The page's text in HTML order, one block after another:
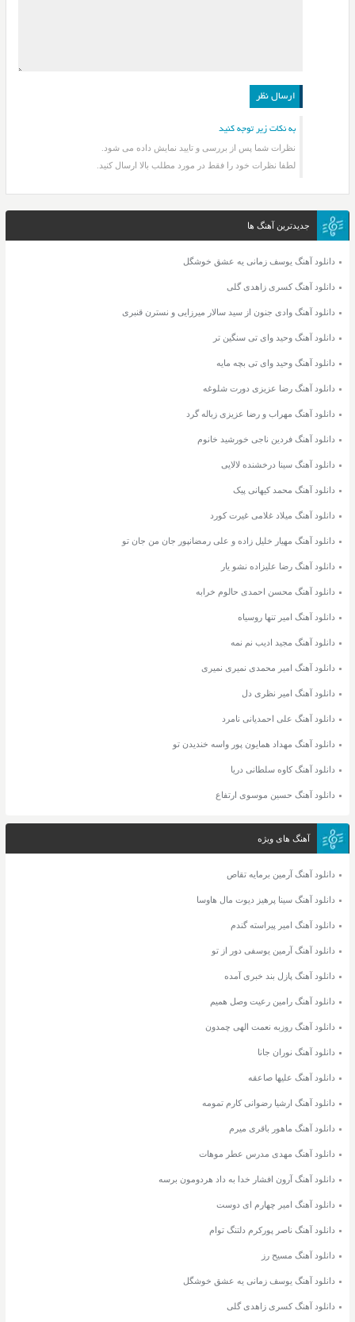
به نکات زیر توجه کنید
نظرات شما پس از بررسی و تایید نمایش داده می شود.
لطفا نظرات خود را فقط در مورد مطلب بالا ارسال کنید.
جدیدترین آهنگ ها
دانلود آهنگ یوسف زمانی یه عشق خوشگل
دانلود آهنگ کسری زاهدی گلی
دانلود آهنگ وادی جنون از سید سالار میرزایی و نسترن قنبری
دانلود آهنگ وحید وای تی سنگین تر
دانلود آهنگ وحید وای تی بچه مایه
دانلود آهنگ رضا عزیزی دورت شلوغه
دانلود آهنگ مهراب و رضا عزیزی زباله گرد
دانلود آهنگ فردین ناجی خورشید خانوم
دانلود آهنگ سینا درخشنده لالایی
دانلود آهنگ محمد کیهانی پیک
دانلود آهنگ میلاد غلامی غیرت کورد
دانلود آهنگ مهیار خلیل زاده و علی رمضانپور جان من جان تو
دانلود آهنگ رضا علیزاده نشو یار
دانلود آهنگ محسن احمدی حالوم خرابه
دانلود آهنگ امیر تنها روسیاه
دانلود آهنگ مجید ادیب نم نمه
دانلود آهنگ امیر محمدی نمیری نمیری
دانلود آهنگ امیر نظری دل
دانلود آهنگ علی احمدیانی نامرد
دانلود آهنگ مهداد همایون پور واسه خندیدن تو
دانلود آهنگ کاوه سلطانی دریا
دانلود آهنگ حسین موسوی ارتفاع
آهنگ های ویژه
دانلود آهنگ آرمین برمایه تقاص
دانلود آهنگ سینا پرهیز دیوت مال هاوسا
دانلود آهنگ امیر پیراسته گندم
دانلود آهنگ آرمین یوسفی دور از تو
دانلود آهنگ پازل بند خبری آمده
دانلود آهنگ رامین رعیت وصل همیم
دانلود آهنگ روزبه نعمت الهی چمدون
دانلود آهنگ نوران جانا
دانلود آهنگ علیها صاعقه
دانلود آهنگ ارشیا رضوانی کارم تمومه
دانلود آهنگ ماهور باقری میرم
دانلود آهنگ مهدی مدرس عطر موهات
دانلود آهنگ آرون افشار خدا به داد هردومون برسه
دانلود آهنگ امیر چهارم ای دوست
دانلود آهنگ ناصر پورکرم دلتنگ توام
دانلود آهنگ مسیح رز
دانلود آهنگ یوسف زمانی یه عشق خوشگل
دانلود آهنگ کسری زاهدی گلی